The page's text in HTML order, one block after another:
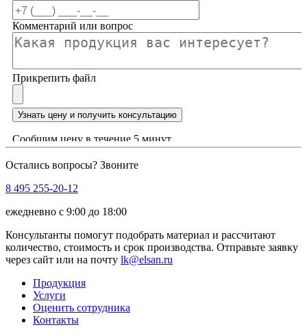
Комментарий или вопрос
Прикрепить файл
Узнать цену и получить консультацию
Сообщим цену в течение 5 минут
Остались вопросы? Звоните
8 495 255-20-12
ежедневно с 9:00 до 18:00
Консультанты помогут подобрать материал и рассчитают
количество, стоимость и срок производства. Отправьте заявку
через сайт или на почту lk@elsan.ru
Продукция
Услуги
Оценить сотрудника
Контакты